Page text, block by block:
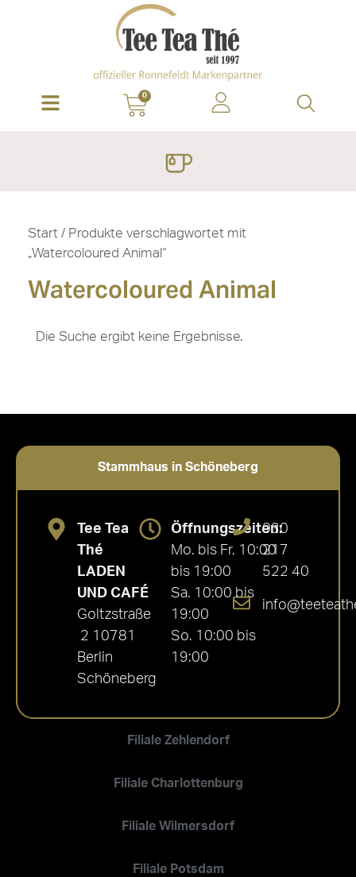
0
Start / Produkte verschlagwortet mit
„Watercoloured Animal“
Watercoloured Animal
Die Suche ergibt keine Ergebnisse.
Stammhaus in Schöneberg
Filiale Zehlendorf
Filiale Charlottenburg
Filiale Wilmersdorf
Filiale Potsdam
Tee Tea
Thé
LADEN
UND CAFÉ
Goltzstraße
2 10781
Berlin
Schöneberg
Öffnungszeiten:
Mo. bis Fr. 10:00
bis 19:00
Sa. 10:00 bis
19:00
So. 10:00 bis
19:00
030
217
522 40